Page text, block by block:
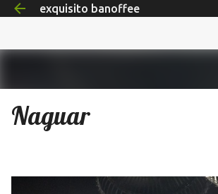
Ir al contenido principal
exquisito banoffee
Naguar